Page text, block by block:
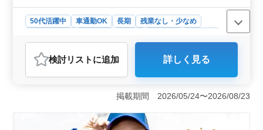
50代活躍中 車通勤OK 長期
残業なし・少なめ
自動車整備士
おすすめポイント
＜中古車販売店での整備士業務のお仕事＞ 中古自動車
販売店での整備士業務を担当します。点検整備や車検対
応など幅広い整備業務を行います。残業時間は月5時間程
度で、40代や50代の方も活躍しています。自分のペース
で働ける環境で、お仕事とプライベートの両立が可能で
検討リスト に追加 詳しく見る
掲載期間 2026/05/24〜2026/08/23